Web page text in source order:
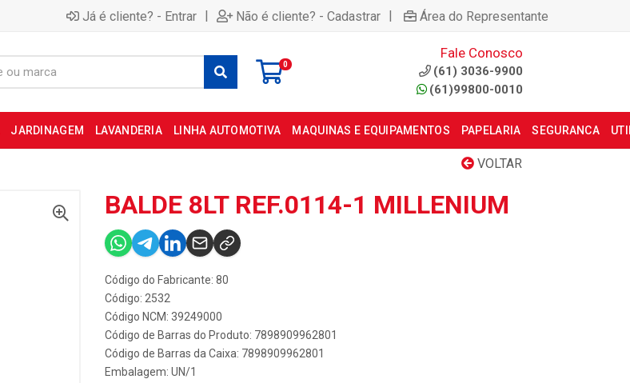
Já é cliente? - Entrar | Não é cliente? - Cadastrar | Área do Representante
0
Fale Conosco
(61) 3036-9900
(61)99800-0010
JARDINAGEM LAVANDERIA LINHA AUTOMOTIVA MAQUINAS E EQUIPAMENTOS PAPELARIA SEGURANCA
VOLTAR
BALDE 8LT REF.0114-1 MILLENIUM
Código do Fabricante: 80
Código: 2532
Código NCM: 39249000
Código de Barras do Produto: 7898909962801
Código de Barras da Caixa: 7898909962801
Embalagem: UN/1